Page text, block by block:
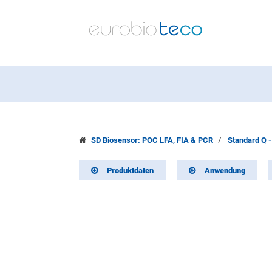
SD Biosensor: POC LFA, FIA & PCR Standard Q
Produktdaten Anwendung